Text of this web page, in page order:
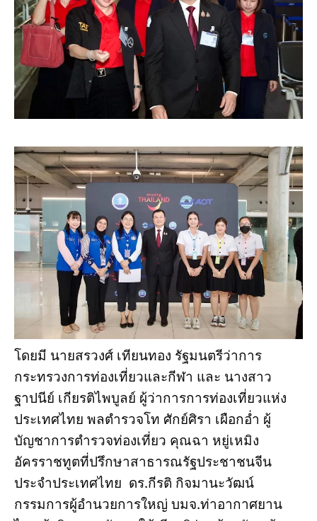
โดยมี นายสรวงศ์ เทียนทอง รัฐมนตรีว่าการ
กระทรวงการท่องเที่ยวและกีฬา และ นางสาว
ฐาปนีย์ เกียรติไพบูลย์ ผู้ว่าการการท่องเที่ยวแห่ง
ประเทศไทย พลตำรวจโท ศักย์ศิรา เผือกอ่ำ ผู้
บัญชาการตำรวจท่องเที่ยว คุณฉา หยู่เหมิง
อัครราชทูตที่ปรึกษาสาธารณรัฐประชาชนจีน
ประจำประเทศไทย ดร.กีรติ กิจมานะวัฒน์
กรรมการผู้อำนวยการใหญ่ บมจ.ท่าอากาศยาน